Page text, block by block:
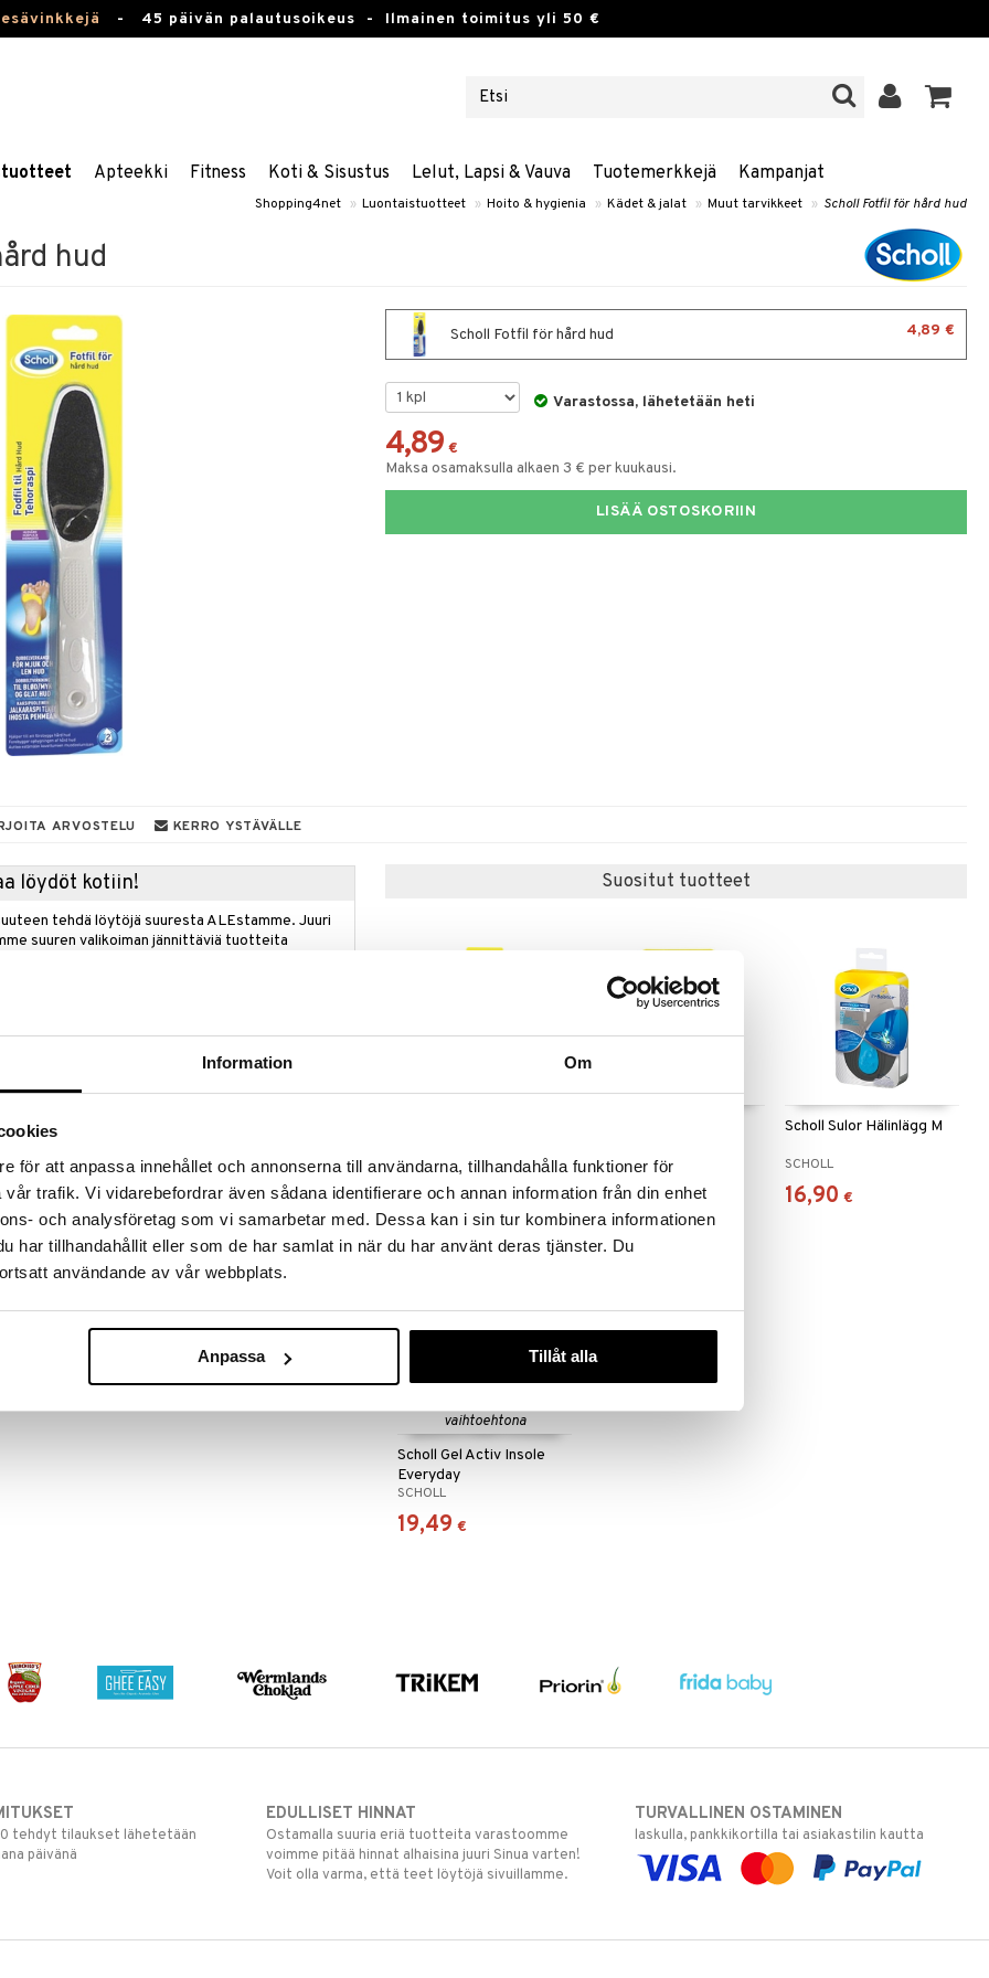
Information Om
för att anpassa innehållet och annonserna till användarna, tillhandahålla funktioner för
trafik. Vi vidarebefordrar även sådana identifierare och annan information från din enhet
och analysföretag som vi samarbetar med. Dessa kan i sin tur kombinera informationen
har tillhandahållit eller som de har samlat in när du har använt deras tjänster. Du
användande av vår webbplats.
Anpassa Tillåt alla
- 45 päivän palautusoikeus - Ilmainen toimitus yli 50 €
Apteekki Fitness Koti & Sisustus Lelut, Lapsi & Vauva Tuotemerkkejä Kampanjat
Shopping4net » Luontaistuotteet » Hoito & hygienia » Kädet & jalat » Muut tarvikkeet » Scholl Fotfil för hård hud
hud
Scholl Fotfil för hård hud 4,89 €
Varastossa, lähetetään heti
4,89 €
Maksa osamaksulla alkaen 3 € per kuukausi.
LISÄÄ OSTOSKORIIN
ARVOSTELU KERRO YSTÄVÄLLE
löydöt kotiin!
tehdä löytöjä suuresta ALEstamme. Juuri
suuren valikoiman jännittäviä tuotteita
ale-löydöt »
hieno/karkea hiomapinta päivittäiseen
ja tekee jaloista pehmeät ja sileät.
tai kostealle iholle.
Tee ihosta sileä ja pehmeä hienommalla
käytön jälkeen ja anna kuivua.
Suositut tuotteet
SCHOLL
4,89 €
SCHOLL
5,90 €
Scholl Sulor Hälinlägg M
SCHOLL
16,90 €
vaihtoehtona
Scholl Gel Activ Insole
Everyday
SCHOLL
19,49 €
tehdyt tilaukset lähetetään
päivänä
EDULLISET HINNAT
Ostamalla suuria eriä tuotteita varastoomme
voimme pitää hinnat alhaisina juuri Sinua varten!
Voit olla varma, että teet löytöjä sivuillamme.
TURVALLINEN OSTAMINEN
laskulla, pankkikortilla tai asiakastilin kautta